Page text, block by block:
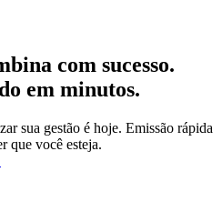
com sucesso.
em minutos.
sua gestão é hoje. Emissão rápida
que você esteja.